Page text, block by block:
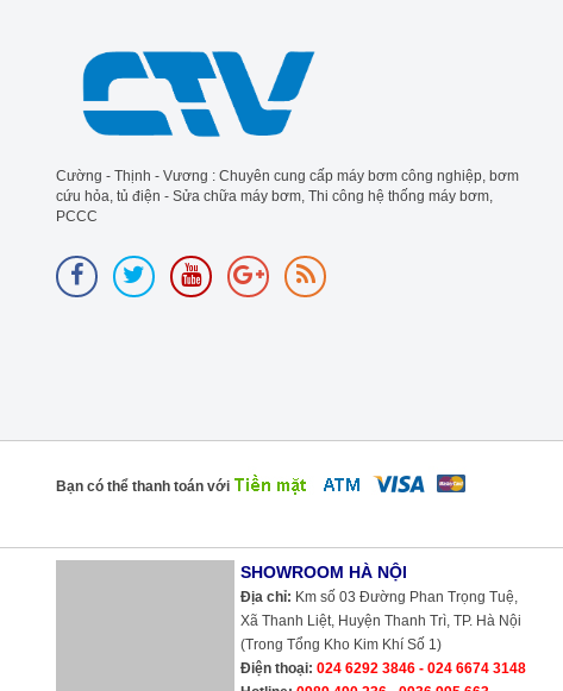
Cường - Thịnh - Vương : Chuyên cung cấp máy bơm công nghiệp, bơm
cứu hỏa, tủ điện - Sửa chữa máy bơm, Thi công hệ thống máy bơm,
PCCC
Bạn có thể thanh toán với
SHOWROOM HÀ NỘI
Địa chỉ: Km số 03 Đường Phan Trọng Tuệ,
Xã Thanh Liệt, Huyện Thanh Trì, TP. Hà Nội
(Trong Tổng Kho Kim Khí Số 1)
Điện thoại: 024 6292 3846 - 024 6674 3148